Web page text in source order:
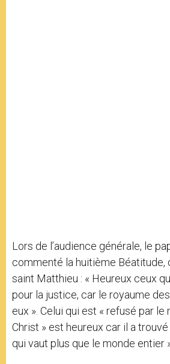
Lors de l’audience générale, le
commenté la huitième Béatitude,
saint Matthieu : « Heureux ceux
pour la justice, car le royaume
eux ». Celui qui est « refusé par le
Christ » est heureux car il a
qui vaut plus que le monde entier